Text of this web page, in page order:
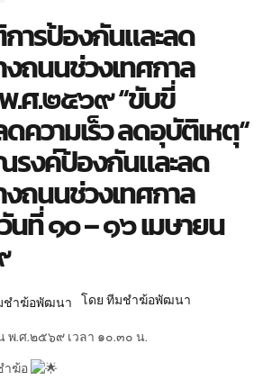
ารป้องกันและลด
ถนนช่วงเทศกาล
.ศ.๒๕๖๙ “ขับขี่
ความเร็ว ลดอุบัติเหตุ“
รงค์ป้องกันและลด
ถนนช่วงเทศกาล
นที่ ๑๐ – ๑๖ เมษายน
โดย ทีมชำฆ้อพัฒนา
พ.ศ.๒๕๖๙ เวลา ๑๐.๓๐ น.
ำฆ้อ